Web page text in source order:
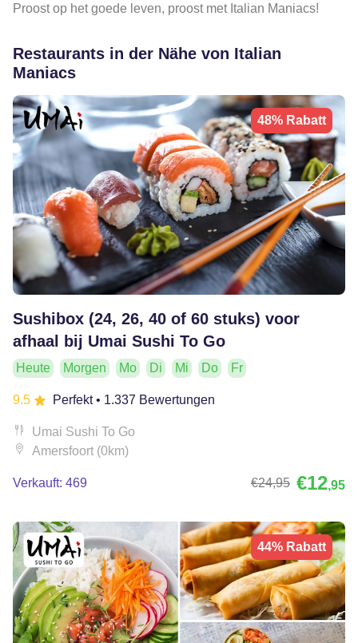
Proost op het goede leven, proost met Italian Maniacs!
Restaurants in der Nähe von Italian
Maniacs
48% Rabatt
Sushibox (24, 26, 40 of 60 stuks) voor
afhaal bij Umai Sushi To Go
Heute Morgen Mo Di Mi Do Fr
9.5 Perfekt• 1.337 Bewertungen
Umai Sushi To Go
Amersfoort (0km)
Verkauft: 469 €24,95 €12,95
44% Rabatt